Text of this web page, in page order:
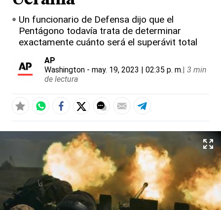
Un funcionario de Defensa dijo que el
Pentágono todavía trata de determinar
exactamente cuánto será el superávit total
AP
Washington - may. 19, 2023 | 02:35 p. m.| 3 min
de lectura